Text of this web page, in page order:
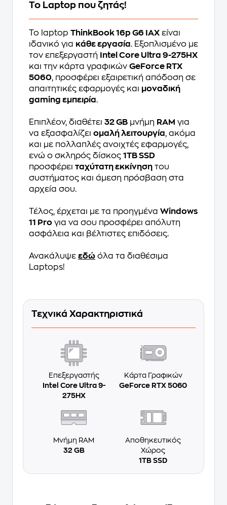
Το Laptop που ζητάς!
Το laptop ThinkBook 16p G6 IAX είναι
ιδανικό για κάθε εργασία. Εξοπλισμένο με
τον επεξεργαστή
Intel Core Ultra 9-275HX
και την κάρτα γραφικών GeForce RTX
5060, προσφέρει εξαιρετική απόδοση σε
απαιτητικές εφαρμογές και μοναδική
gaming εμπειρία.
Επιπλέον, διαθέτει 32 GB μνήμη RAM για
να εξασφαλίζει ομαλή λειτουργία, ακόμα
και με πολλαπλές ανοιχτές εφαρμογές,
ενώ ο σκληρός δίσκος 1TB SSD
προσφέρει ταχύτατη εκκίνηση του
συστήματος και άμεση πρόσβαση στα
αρχεία σου.
Τέλος, έρχεται με τα προηγμένα Windows
11 Pro για να σου προσφέρει απόλυτη
ασφάλεια και βέλτιστες επιδόσεις.
Ανακάλυψε εδώ όλα τα διαθέσιμα
Laptops!
Τεχνικά Χαρακτηριστικά
Επεξεργαστής
Intel Core Ultra 9-
275HX
Κάρτα Γραφικών
GeForce RTX 5060
Μνήμη RAM
32 GB
Αποθηκευτικός
Χώρος
1TB SSD